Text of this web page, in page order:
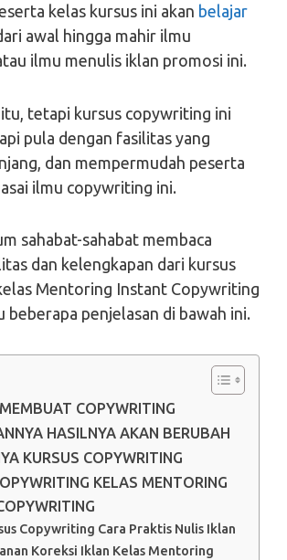
kelas kursus ini akan belajar
awal hingga mahir ilmu
ilmu menulis iklan promosi ini.
itu, tetapi kursus copywriting ini
pula dengan fasilitas yang
dan mempermudah peserta
ilmu copywriting ini.
sahabat-sahabat membaca
dan kelengkapan dari kursus
Mentoring Instant Copywriting
beberapa penjelasan di bawah ini.
COPYWRITING
HASILNYA AKAN BERUBAH
KURSUS COPYWRITING
KELAS MENTORING
Copywriting Cara Praktis Nulis Iklan
Koreksi Iklan Kelas Mentoring